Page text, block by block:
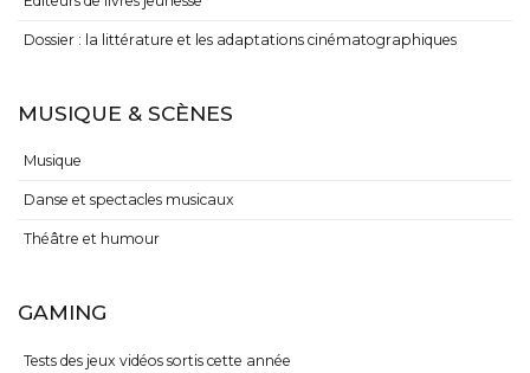
Dossier : la littérature et les adaptations cinématographiques
MUSIQUE & SCÈNES
Musique
Danse et spectacles musicaux
Théâtre et humour
GAMING
Tests des jeux vidéos sortis cette année